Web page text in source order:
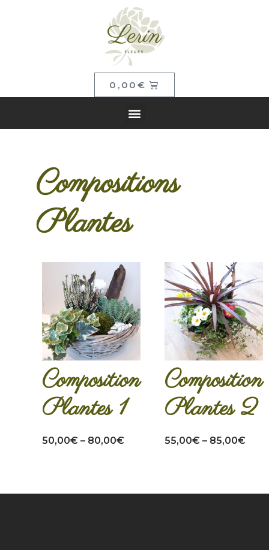
0,00 €
Compositions
Plantes
Composition
Plantes 1
50,00€ – 80,00€
Composition
Plantes 2
55,00€ – 85,00€